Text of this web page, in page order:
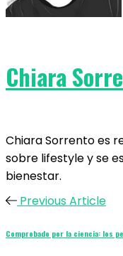
Chiara
Chiara Sorrento es
sobre lifestyle y se
bienestar.
Previous Article
Comprobado por la ciencia: los